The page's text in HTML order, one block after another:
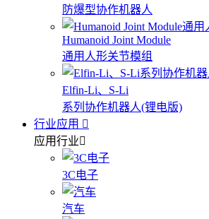
防爆型协作机器人
Humanoid Joint Module
通用人形关节模组
Elfin-Li、S-Li
系列协作机器人(锂电版)
行业应用
应用行业
3C电子
汽车